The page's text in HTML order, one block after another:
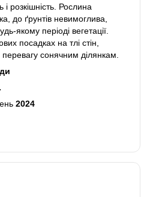
і розкішність. Рослина
до ґрунтів невимоглива,
якому періоді вегетації.
посадках на тлі стін,
сонячним ділянкам.
2024